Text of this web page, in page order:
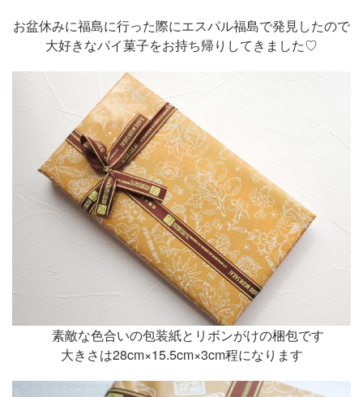
お盆休みに福島に行った際にエスパル福島で発見したので
大好きなパイ菓子をお持ち帰りしてきました♡
素敵な色合いの包装紙とリボンがけの梱包です
大きさは28cm×15.5cm×3cm程になります